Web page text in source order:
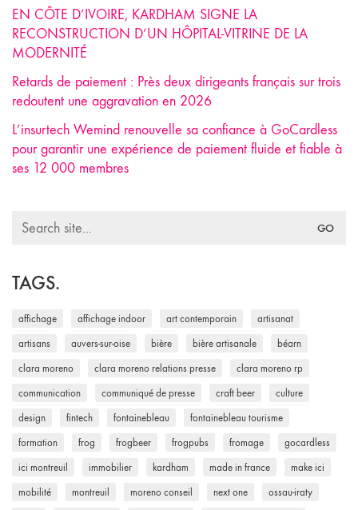
EN CÔTE D’IVOIRE, KARDHAM SIGNE LA
RECONSTRUCTION D’UN HÔPITAL-VITRINE DE LA
MODERNITÉ
Retards de paiement : Près deux dirigeants français sur trois
redoutent une aggravation en 2026
L’insurtech Wemind renouvelle sa confiance à GoCardless
pour garantir une expérience de paiement fluide et fiable à
ses 12 000 membres
Search
TAGS.
affichage affichage indoor art contemporain artisanat
artisans auvers-sur-oise bière bière artisanale béarn
clara moreno clara moreno relations presse clara moreno rp
communication communiqué de presse craft beer culture
design fintech fontainebleau fontainebleau tourisme
formation frog frogbeer frogpubs fromage gocardless
ici montreuil immobilier kardham made in france make ici
mobilité montreuil moreno conseil next one ossau-iraty